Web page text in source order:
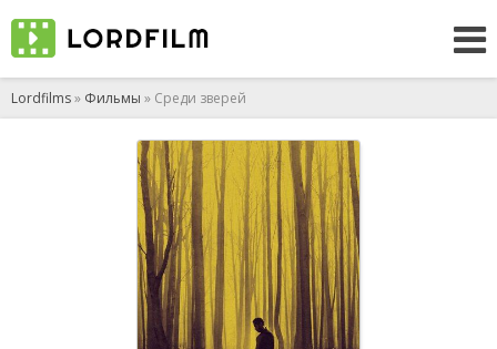
Lordfilms» Фильмы » Среди зверей